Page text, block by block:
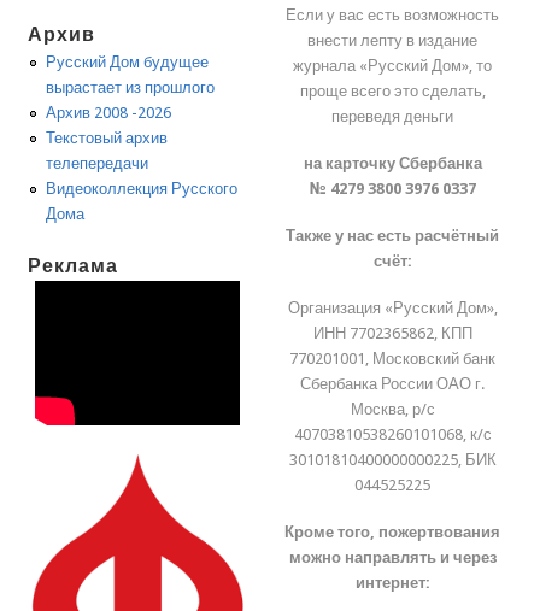
Архив
Русский Дом будущее
вырастает из прошлого
Архив 2008 -2026
Текстовый архив
телепередачи
Видеоколлекция Русского
Дома
Реклама
Если у вас есть возможность
внести лепту в издание
журнала «Русский Дом», то
проще всего это сделать,
переведя деньги
на карточку Сбербанка
№ 4279 3800 3976 0337
Также у нас есть расчётный
счёт:
Организация «Русский Дом»,
ИНН 7702365862, КПП
770201001, Московский банк
Сбербанка России ОАО г.
Москва, р/с
40703810538260101068, к/с
30101810400000000225, БИК
044525225
Кроме того, пожертвования
можно направлять и через
интернет: